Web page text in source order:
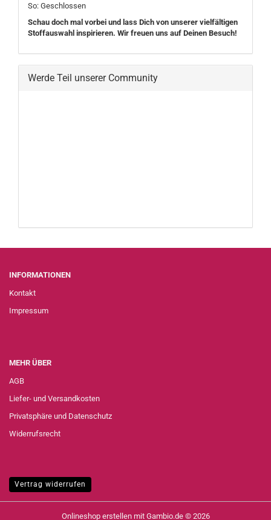
So: Geschlossen
Schau doch mal vorbei und lass Dich von unserer vielfältigen
Stoffauswahl inspirieren. Wir freuen uns auf Deinen Besuch!
Werde Teil unserer Community
INFORMATIONEN
Kontakt
Impressum
MEHR ÜBER
AGB
Liefer- und Versandkosten
Privatsphäre und Datenschutz
Widerrufsrecht
Vertrag widerrufen
Onlineshop erstellenmit Gambio.de © 2026